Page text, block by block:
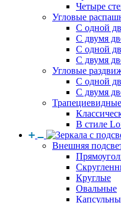
Четыре
Угловые
С одной
С двумя
С одной
С двумя
Угловые
С одной
С двумя
В стиле
Внешняя
Круглые
Овальные